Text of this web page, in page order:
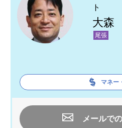
ト
大森
尾張
マネー
メールで